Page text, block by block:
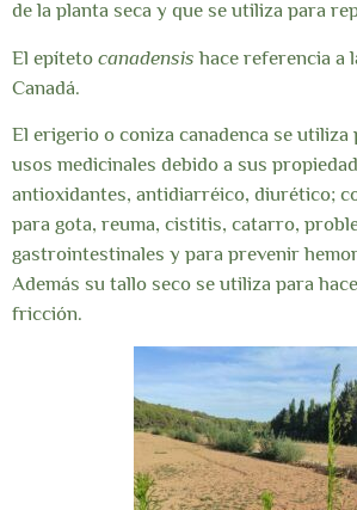
de la planta seca y que se utiliza para
El epíteto canadensis hace referencia a
Canadá.
El erigerio o coniza canadenca se
usos medicinales debido a sus
antioxidantes, antidiarréico, diurético;
para gota, reuma, cistitis, catarro,
gastrointestinales y para prevenir
Además su tallo seco se utiliza para
fricción.